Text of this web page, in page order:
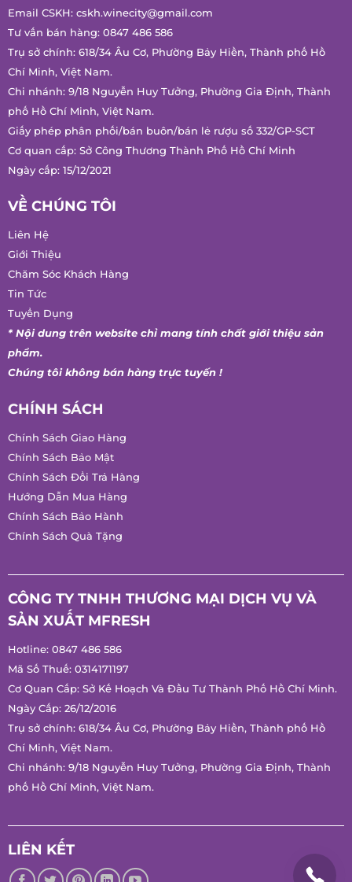
cskh.winecity@gmail.com
Tư vấn bán hàng:
Trụ sở chính: 618/34 Âu Cơ, Phường Bảy Hiền, Thành phố Hồ
Chí Minh, Việt Nam.
Chi nhánh: 9/18 Nguyễn Huy Tưởng, Phường Gia Định, Thành
phố Hồ Chí Minh, Việt Nam.
Giấy phép phân phối/bán buôn/bán lẻ rượu số 332/GP-SCT
Cơ quan cấp: Sở Công Thương Thành Phố Hồ Chí Minh
Ngày cấp: 15/12/2021
VỀ CHÚNG TÔI
Liên Hệ
Giới Thiệu
Chăm Sóc Khách Hàng
Tuyển Dụng
* Nội dung trên website chỉ mang tính chất giới thiệu sản
phẩm.
Chúng tôi không bán hàng trực tuyến !
CHÍNH SÁCH
Chính Sách Giao Hàng
Chính Sách Bảo Mật
Chính Sách Đổi Trả Hàng
Hướng Dẫn Mua Hàng
Chính Sách Quà Tặng
CÔNG TY TNHH THƯƠNG MẠI DỊCH VỤ VÀ
SẢN XUẤT MFRESH
Cơ Quan Cấp: Sở Kế Hoạch Và Đầu Tư Thành Phố Hồ Chí
Minh.
Ngày Cấp: 26/12/2016
Trụ sở chính: 618/34 Âu Cơ, Phường Bảy Hiền, Thành phố Hồ
Chí Minh, Việt Nam.
Chi nhánh: 9/18 Nguyễn Huy Tưởng, Phường Gia Định, Thành
LIÊN KẾT